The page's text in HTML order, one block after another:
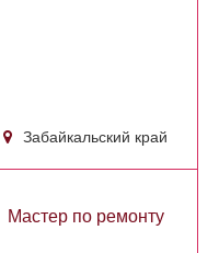
Забайкальский край
Мастер по ремонту